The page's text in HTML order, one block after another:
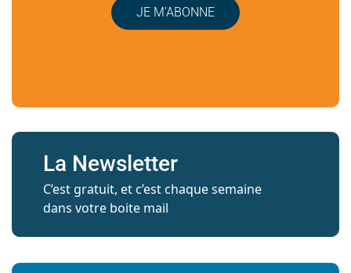
JE M’ABONNE
La Newsletter
C’est gratuit, et c’est chaque semaine
dans votre boite mail